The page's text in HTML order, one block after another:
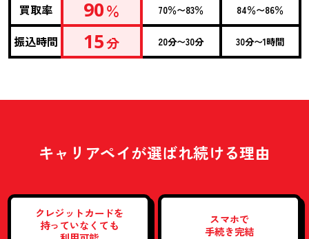
買取率 90％ 70％〜83％ 84％〜86％
振込時間 15分 20分〜30分 30分〜1時間
キャリアペイが選ばれ続ける理由
クレジットカードを
持っていなくても
スマホで
手続き完結